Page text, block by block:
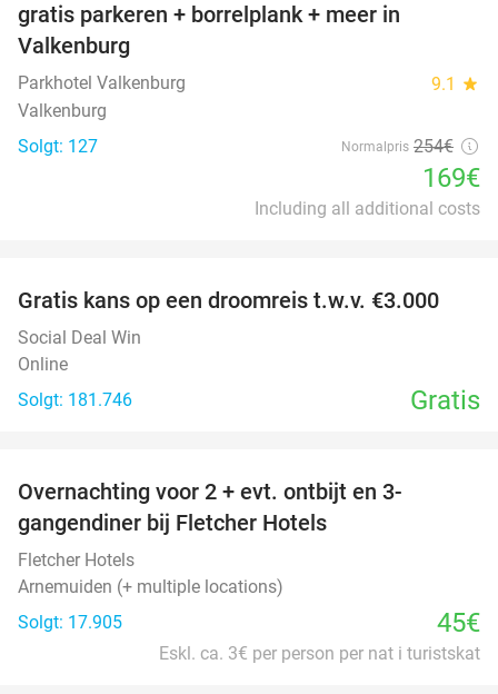
gratis parkeren + borrelplank + meer in
Valkenburg
Parkhotel Valkenburg 9.1 star
Valkenburg
Solgt: 127
Normalpris 254€
169€
Including all additional costs
Gratis kans op een droomreis t.w.v. €3.000
Social Deal Win
Online
Solgt: 181.746
Gratis
Overnachting voor 2 + evt. ontbijt en 3-
gangendiner bij Fletcher Hotels
Fletcher Hotels
Arnemuiden (+ multiple locations)
Solgt: 17.905
45€
Eskl. ca. 3€ per person per nat i turistskat